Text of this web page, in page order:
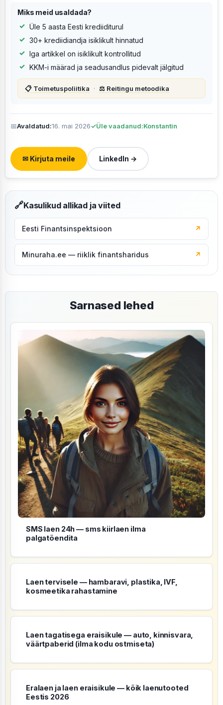
Miks meid usaldada?
Üle 5 aasta Eesti krediiditurul
30+ krediidiandja isiklikult hinnatud
Iga artikkel on isiklikult kontrollitud
KKM-i määrad ja seadusandlus pidevalt jälgitud
📋 Toimetuspoliitika · ⚖️ Reitingu metoodika
📅Avaldatud:16. mai 2026✓Üle vaadanud:Konstantin
✉ Kirjuta meile LinkedIn →
🔗Kasulikud allikad ja viited
Eesti Finantsinspektsioon ↗
Minuraha.ee — riiklik finantsharidus ↗
Sarnased lehed
SMS laen 24h — sms kiirlaen ilma
palgatõendita
Laen tervisele — hambaravi, plastika, IVF,
kosmeetika rahastamine
Laen tagatisega eraisikule — auto, kinnisvara,
väärtpaberid (ilma kodu ostmiseta)
Eralaen ja laen eraisikule — kõik laenutooted
Eestis 2026